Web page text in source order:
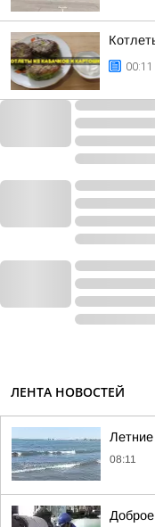
00:11
ЛЕНТА НОВОСТЕЙ
08:11